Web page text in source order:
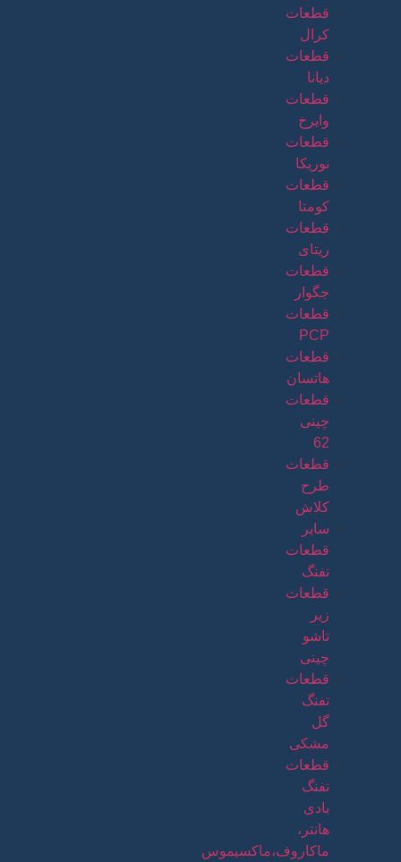
قطعات
کرال
قطعات
دیانا
قطعات
وایرخ
قطعات
نوریکا
قطعات
کومتا
قطعات
ریتای
قطعات
جگوار
قطعات
PCP
قطعات
هاتسان
قطعات
چینی
62
قطعات
طرح
کلاش
سایر
قطعات
تفنگ
قطعات
زیر
تاشو
چینی
قطعات
تفنگ
گل
مشکی
قطعات
تفنگ
بادی
هانتر،
ماکاروف،ماکسیموس